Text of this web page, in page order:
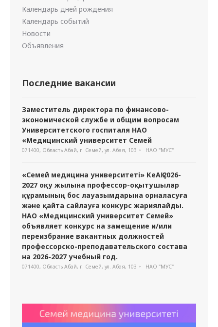
Календарь дней рождения
Календарь событий
Новости
Объявления
Последние вакансии
Заместитель директора по финансово-
экономической службе и общим вопросам
Университетского госпиталя НАО
«Медицинский университет Семей
071400, Область Абай, г. Семей, ул. Абая, 103 НАО "МУС"
«Семей медицина университеті» КеАҚ 2026-
2027 оқу жылына профессор-оқытушылар
құрамының бос лауазымдарына орналасуға
және қайта сайлауға конкурс жариялайды.
НАО «Медицинский университет Семей»
объявляет конкурс на замещение и/или
переизбрание вакантных должностей
профессорско-преподавательского состава
на 2026-2027 учебный год.
071400, Область Абай, г. Семей, ул. Абая, 103 НАО "МУС"